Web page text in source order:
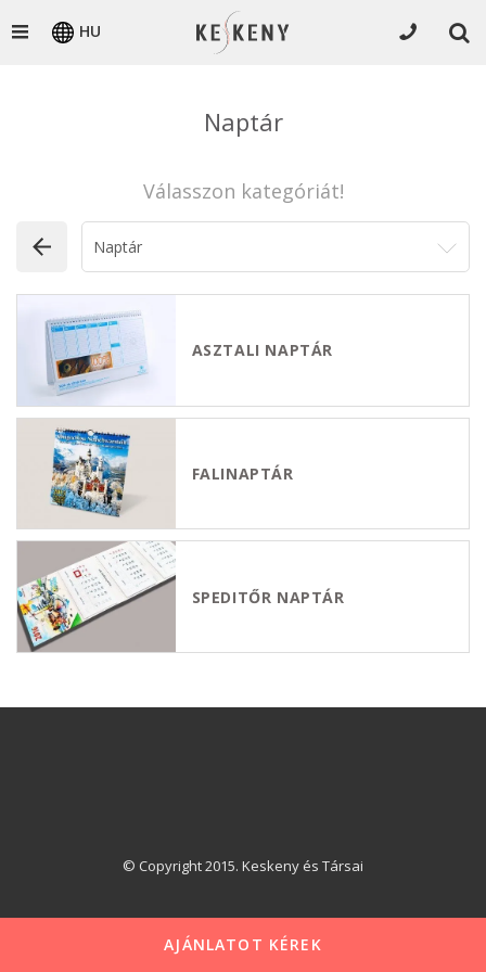
HU
Naptár
Válasszon kategóriát!
ASZTALI NAPTÁR
FALINAPTÁR
SPEDITŐR NAPTÁR
© Copyright 2015. Keskeny és Társai
AJÁNLATOT KÉREK